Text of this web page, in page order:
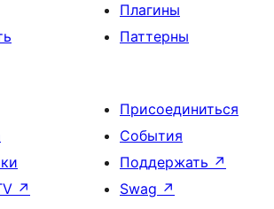
Плагины
Паттерны
↗
Присоединиться
События
Поддержать ↗
Swag ↗